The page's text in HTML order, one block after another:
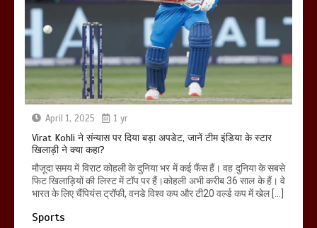
April 1, 2025 1 yr
Virat Kohli ने संन्यास पर दिया बड़ा अपडेट, जानें टीम इंडिया के स्टार
खिलाड़ी ने क्या कहा?
मौजूदा समय में विराट कोहली के दुनिया भर में कई फैंस हैं। वह दुनिया के सबसे
फिट खिलाड़ियों की लिस्ट में टॉप पर हैं।कोहली अभी करीब 36 साल के हैं। वे
भारत के लिए चैंपियंस ट्रॉफी, वनडे विश्व कप और टी20 वर्ल्ड कप में खेल […]
Sports